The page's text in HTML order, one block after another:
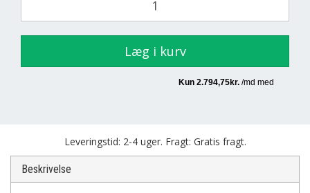
Læg i kurv
Leveringstid: 2-4 uger. Fragt: Gratis fragt.
Beskrivelse